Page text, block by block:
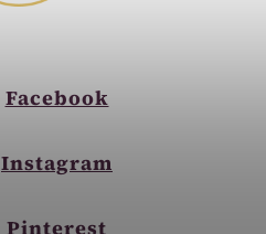
Facebook
Instagram
Pinterest